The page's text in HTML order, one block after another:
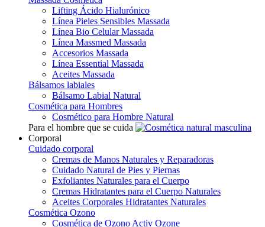
Lifting Ácido Hialurónico
Línea Pieles Sensibles Massada
Línea Bio Celular Massada
Línea Massmed Massada
Accesorios Massada
Línea Essential Massada
Aceites Massada
Bálsamos labiales
Bálsamo Labial Natural
Cosmética para Hombres
Cosmético para Hombre Natural
Para el hombre que se cuida
Corporal
Cuidado corporal
Cremas de Manos Naturales y Reparadoras
Cuidado Natural de Pies y Piernas
Exfoliantes Naturales para el Cuerpo
Cremas Hidratantes para el Cuerpo Naturales
Aceites Corporales Hidratantes Naturales
Cosmética Ozono
Cosmética de Ozono Activ Ozone